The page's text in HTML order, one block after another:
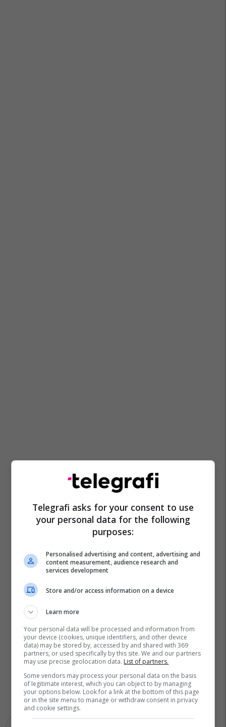
Telegrafi asks for your consent to use
your personal data for the following
purposes:
Personalised advertising and content, advertising and
content measurement, audience research and
services development
Store and/or access information on a device
Learn more
Your personal data will be processed and information from
your device (cookies, unique identifiers, and other device
data) may be stored by, accessed by and shared with 369
partners, or used specifically by this site. We and our partners
may use precise geolocation data. List of partners.
Some vendors may process your personal data on the basis
of legitimate interest, which you can object to by managing
your options below. Look for a link at the bottom of this page
or in the site menu to manage or withdraw consent in privacy
and cookie settings.